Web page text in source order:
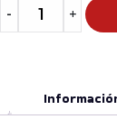
- +
Alternative: